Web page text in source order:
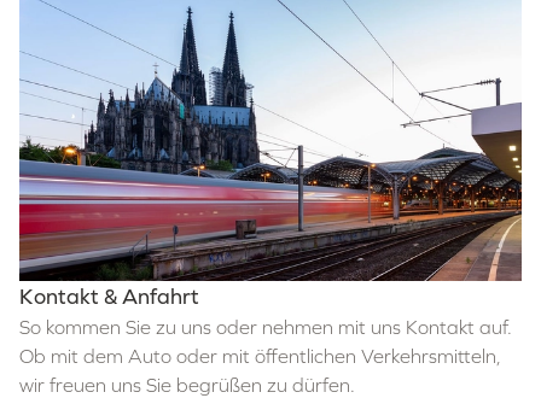
Kontakt & Anfahrt
So kommen Sie zu uns oder nehmen mit uns Kontakt auf.
Ob mit dem Auto oder mit öffentlichen Verkehrsmitteln,
wir freuen uns Sie begrüßen zu dürfen.